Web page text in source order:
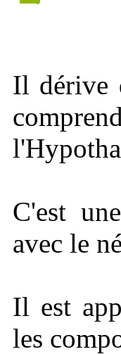
Il dérive
C'est
avec le
Il est
les